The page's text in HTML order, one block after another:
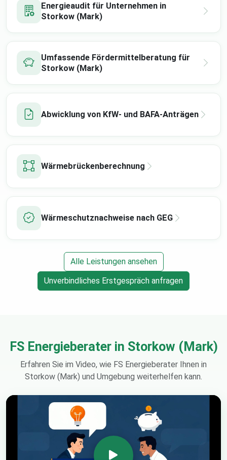
Energieaudit für Unternehmen in
Storkow (Mark)
Umfassende Fördermittelberatung für
Storkow (Mark)
Abwicklung von KfW- und BAFA-Anträgen
Wärmebrückenberechnung
Wärmeschutznachweise nach GEG
Alle Leistungen ansehen
Unverbindliches Erstgespräch anfragen
FS Energieberater in Storkow (Mark)
Erfahren Sie im Video, wie FS Energieberater Ihnen in
Storkow (Mark) und Umgebung weiterhelfen kann.